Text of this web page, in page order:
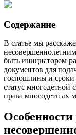
Содержание
В статье мы
быть инициатором
документов для
госпошлины и сроки
статус многодетной
права многодетных
Особенности